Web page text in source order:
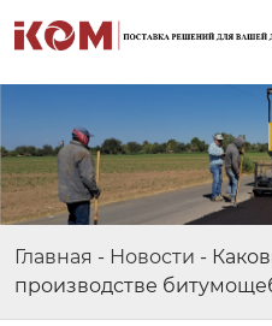
Главная - Новости -
производстве